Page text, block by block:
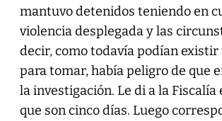
mantuvo detenidos teniendo en
violencia desplegada y las
decir, como todavía podían
para tomar, había peligro de que
la investigación. Le di a la Fiscalía
que son cinco días. Luego